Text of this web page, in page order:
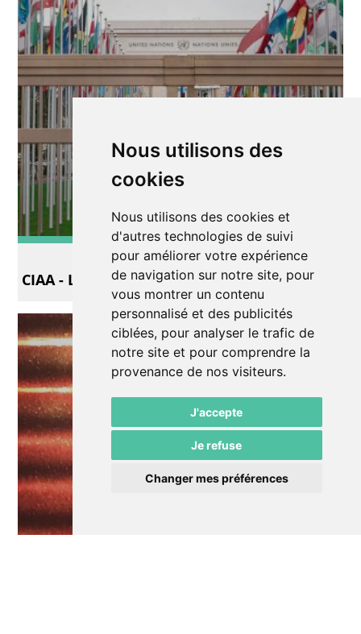
Nous utilisons des
cookies
Nous utilisons des cookies et
d'autres technologies de suivi
pour améliorer votre expérience
de navigation sur notre site, pour
vous montrer un contenu
personnalisé et des publicités
ciblées, pour analyser le trafic de
notre site et pour comprendre la
provenance de nos visiteurs.
J'accepte
Je refuse
Changer mes préférences
Exposition
CIAA - Les archives